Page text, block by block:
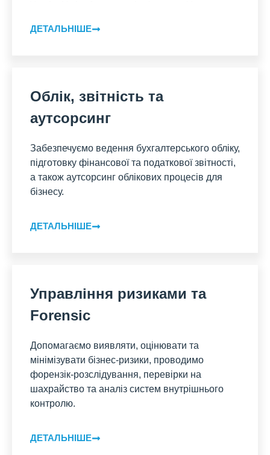
ДЕТАЛЬНІШЕ
Облік, звітність та
аутсорсинг
Забезпечуємо ведення бухгалтерського обліку,
підготовку фінансової та податкової звітності,
а також аутсорсинг облікових процесів для
бізнесу.
ДЕТАЛЬНІШЕ
Управління ризиками та
Forensic
Допомагаємо виявляти, оцінювати та
мінімізувати бізнес-ризики, проводимо
форензік-розслідування, перевірки на
шахрайство та аналіз систем внутрішнього
контролю.
ДЕТАЛЬНІШЕ